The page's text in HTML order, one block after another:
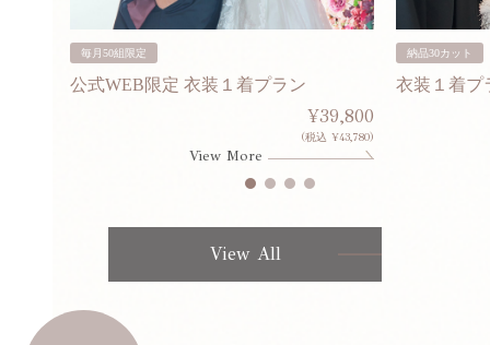
毎月50組限定
公式WEB限定 衣装１着プラン
¥39,800
(税込 ¥43,780)
View More
納品30カット
衣装１着プ
View All